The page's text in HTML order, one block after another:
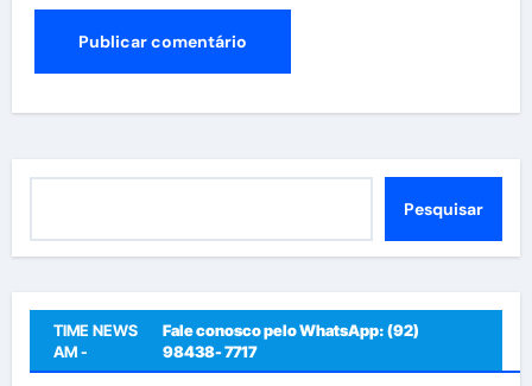
Pesquisar
TIME NEWS
AM -
Fale conosco pelo WhatsApp: (92)
98438- 7717